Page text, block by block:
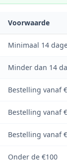
Voorwaarde
Minimaal 14
Minder dan 14
Bestelling vanaf
Bestelling vanaf
Bestelling vanaf
Onder de €100